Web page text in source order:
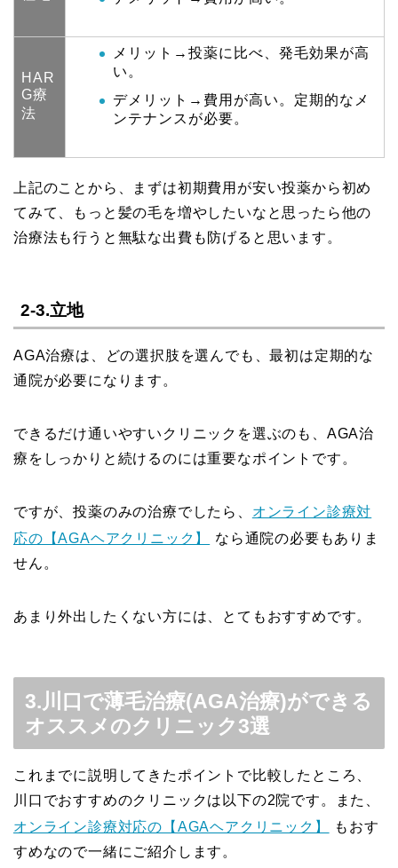
HAR
G療
法
メリット→投薬に比べ、発毛効果が高
い。
デメリット→費用が高い。定期的なメ
ンテナンスが必要。
上記のことから、まずは初期費用が安い投薬から初め
てみて、もっと髪の毛を増やしたいなと思ったら他の
治療法も行うと無駄な出費も防げると思います。
2-3.立地
AGA治療は、どの選択肢を選んでも、最初は定期的な
通院が必要になります。
できるだけ通いやすいクリニックを選ぶのも、AGA治
療をしっかりと続けるのには重要なポイントです。
ですが、投薬のみの治療でしたら、 オンライン診療対
応の【AGAヘアクリニック】
なら通院の必要もありま
せん。
あまり外出したくない方には、とてもおすすめです。
3.川口で薄毛治療(AGA治療)ができる
オススメのクリニック3選
これまでに説明してきたポイントで比較したところ、
川口でおすすめのクリニックは以下の2院です。また、
オンライン診療対応の【AGAヘアクリニック】
もおす
すめなので一緒にご紹介します。